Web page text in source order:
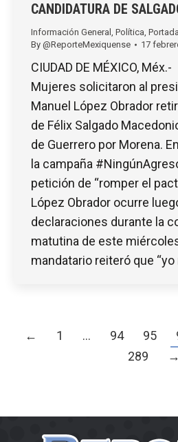
CANDIDATURA DE
Información General , Política, Portada
By @ReporteMexiquense 17
CIUDAD DE MÉXICO, Méx.-
Mujeres solicitaron al
Manuel López Obrador
de Félix Salgado
de Guerrero por Morena.
la campaña
petición de “romper el
López Obrador ocurre
declaraciones durante la
matutina de este
mandatario reiteró que
← 1 … 94 95
289
→